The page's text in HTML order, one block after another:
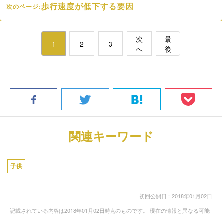
次のページ:歩行速度が低下する要因
1 2 3
次
へ
最
後
関連キーワード
子供
初回公開日：2018年01月02日
記載されている内容は2018年01月02日時点のものです。 現在の情報と異なる可能